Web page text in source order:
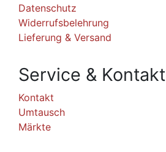
Datenschutz
Widerrufsbelehrung
Lieferung & Versand
Service & Kontakt
Kontakt
Umtausch
Märkte